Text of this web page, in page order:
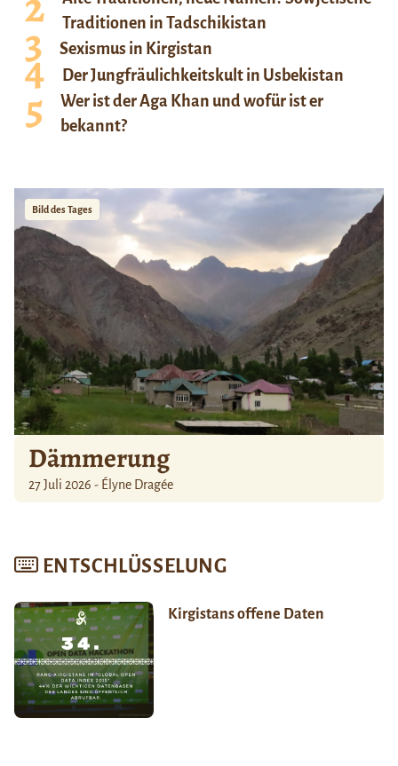
Traditionen in Tadschikistan
Sexismus in Kirgistan
Der Jungfräulichkeitskult in Usbekistan
Wer ist der Aga Khan und wofür ist er
bekannt?
Bild des Tages
Dämmerung
27 Juli 2026 - Élyne Dragée
ENTSCHLÜSSELUNG
Kirgistans offene Daten